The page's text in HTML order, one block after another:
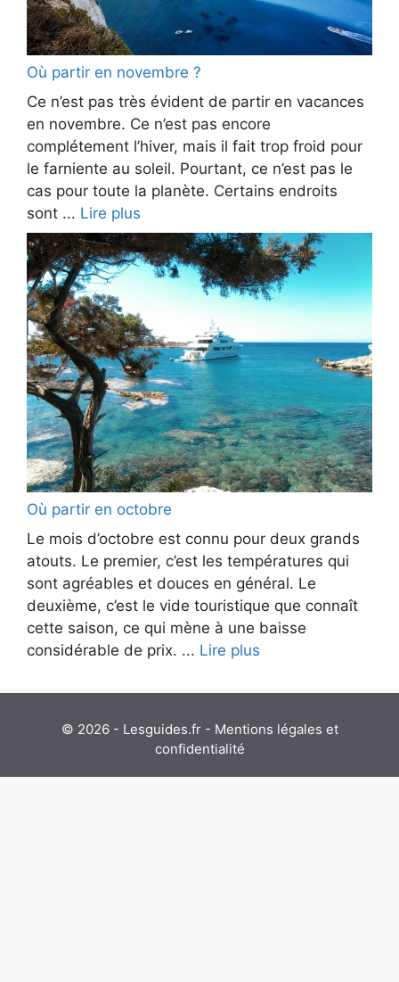
Où partir en novembre ?
Ce n’est pas très évident de partir en vacances
en novembre. Ce n’est pas encore
complétement l’hiver, mais il fait trop froid pour
le farniente au soleil. Pourtant, ce n’est pas le
cas pour toute la planète. Certains endroits
sont ... Lire plus
Où partir en octobre
Le mois d’octobre est connu pour deux grands
atouts. Le premier, c’est les températures qui
sont agréables et douces en général. Le
deuxième, c’est le vide touristique que connaît
cette saison, ce qui mène à une baisse
considérable de prix. ... Lire plus
© 2026 - Lesguides.fr - Mentions légales et
confidentialité